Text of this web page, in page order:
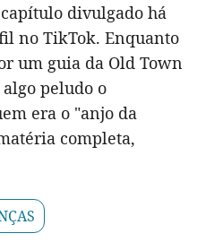
divulgado há
no TikTok. Enquanto
um guia da Old Town
peludo o
era o "anjo da
completa,